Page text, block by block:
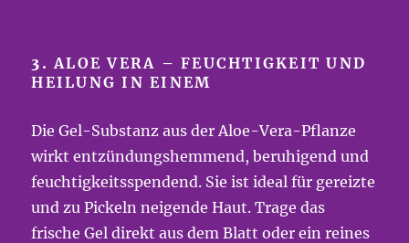
3.ALOE VERA – FEUCHTIGKEIT UND
HEILUNG IN EINEM
Die Gel-Substanz aus der Aloe-Vera-Pflanze
wirkt entzündungshemmend, beruhigend und
feuchtigkeitsspendend. Sie ist ideal für gereizte
und zu Pickeln neigende Haut. Trage das
frische Gel direkt aus dem Blatt oder ein reines